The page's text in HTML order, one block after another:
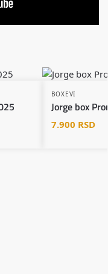
BOXEVI
Jorge box
7.900 RSD